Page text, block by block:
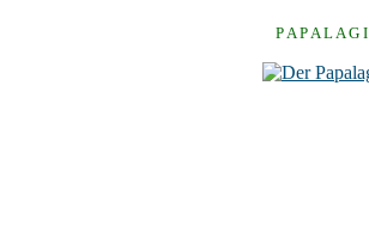
P A P A L A G I